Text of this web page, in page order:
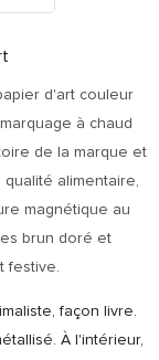
d'art couleur
à chaud
de la marque et
alimentaire,
magnétique au
brun doré et
festive.
façon livre.
À l'intérieur,